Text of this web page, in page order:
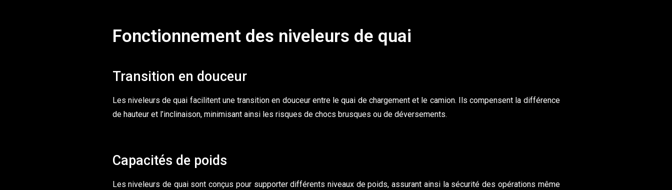
Fonctionnement des niveleurs de quai
Transition en douceur
Les niveleurs de quai facilitent une transition en douceur entre le quai de chargement et le camion. Ils compensent la différence
de hauteur et l’inclinaison, minimisant ainsi les risques de chocs brusques ou de déversements.
Capacités de poids
Les niveleurs de quai sont conçus pour supporter différents niveaux de poids, assurant ainsi la sécurité des opérations même